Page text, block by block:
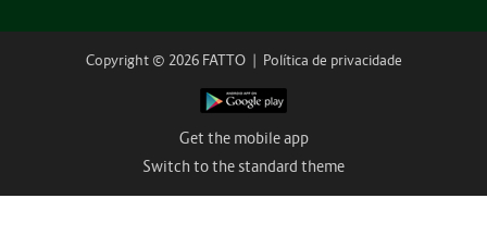
Copyright © 2026 FATTO | Política de privacidade
Get the mobile app
Switch to the standard theme